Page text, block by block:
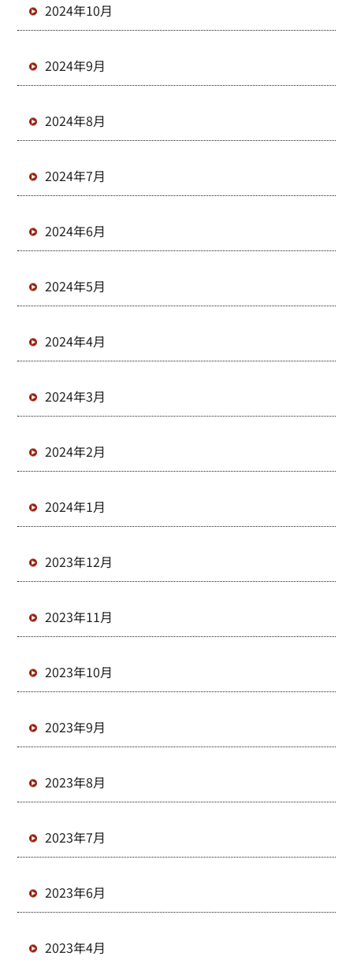
2024年10月
2024年9月
2024年8月
2024年7月
2024年6月
2024年5月
2024年4月
2024年3月
2024年2月
2024年1月
2023年12月
2023年11月
2023年10月
2023年9月
2023年8月
2023年7月
2023年6月
2023年4月